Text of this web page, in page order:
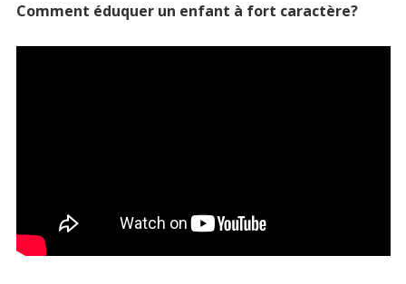
Comment éduquer un enfant à fort caractère?